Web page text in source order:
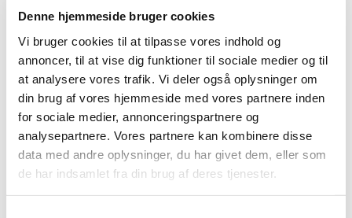
Denne hjemmeside bruger cookies
Vi bruger cookies til at tilpasse vores indhold og
annoncer, til at vise dig funktioner til sociale medier og til
at analysere vores trafik. Vi deler også oplysninger om
din brug af vores hjemmeside med vores partnere inden
for sociale medier, annonceringspartnere og
analysepartnere. Vores partnere kan kombinere disse
data med andre oplysninger, du har givet dem, eller som
de har indsamlet fra din brug af deres tjenester.
Fag til kurset
ADR Grund- og
Specialiseringskursus -
Tank + Kl. 1